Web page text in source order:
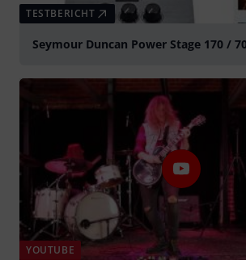
TESTBERICHT
Seymour Duncan Power Stage 170 /
YOUTUBE